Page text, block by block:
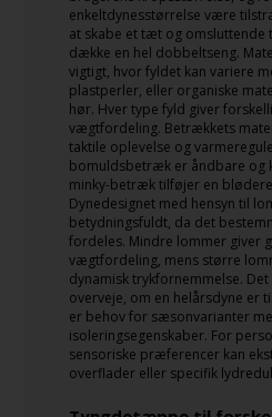
enkeltdynesstørrelse være
at skabe et tæt og omsluttende
dække en hel dobbeltseng.
vigtigt, hvor fyldet kan variere
plastperler, eller organiske
hør. Hver type fyld giver
vægtfordeling. Betrækkets
taktile oplevelse og
bomuldsbetræk er åndbare og
minky-betræk tilføjer en
Dynedesignet med hensyn til
betydningsfuldt, da det
fordeles. Mindre lommer giver
vægtfordeling, mens større
dynamisk trykfornemmelse.
overveje, om en helårsdyne er
er behov for sæsonvarianter
isoleringsegenskaber. For
sensoriske præferencer kan
overflader eller specifik